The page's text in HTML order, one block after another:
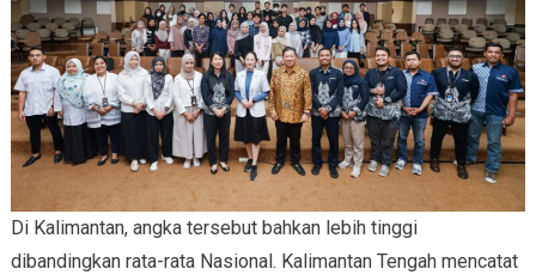
Di Kalimantan, angka tersebut bahkan lebih tinggi
dibandingkan rata-rata Nasional. Kalimantan Tengah mencatat